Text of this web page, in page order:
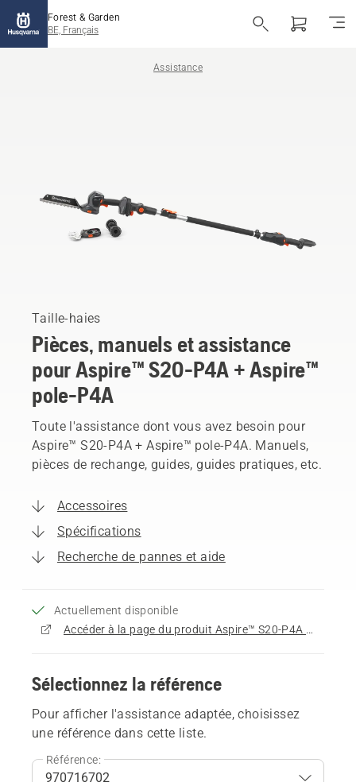
Forest & Garden
BE, Français
Assistance
Taille-haies
Pièces, manuels et assistance
pour Aspire™ S20-P4A + Aspire™
pole-P4A
Toute l'assistance dont vous avez besoin pour
Aspire™ S20-P4A + Aspire™ pole-P4A. Manuels,
pièces de rechange, guides, guides pratiques, etc.
Accessoires
Spécifications
Recherche de pannes et aide
Actuellement disponible
Accéder à la page du produit Aspire™ S20-P4A + Aspire™ pole-P4A
Sélectionnez la référence
Pour afficher l'assistance adaptée, choisissez
une référence dans cette liste.
Référence: